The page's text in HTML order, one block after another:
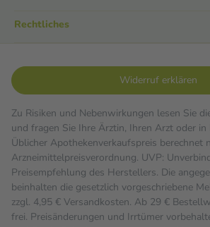
Rechtliches
Widerruf erklären
Zu Risiken und Nebenwirkungen lesen Sie
und fragen Sie Ihre Ärztin, Ihren Arzt oder in
Üblicher Apothekenverkaufspreis berechnet
Arzneimittelpreisverordnung. UVP:
Preisempfehlung des Herstellers. Die
beinhalten die gesetzlich vorgeschriebene
zzgl. 4,95 € Versandkosten. Ab 29 €
frei. Preisänderungen und Irrtümer